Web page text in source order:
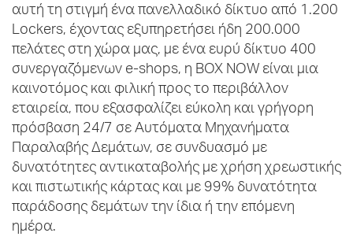
αυτή τη στιγμή ένα πανελλαδικό δίκτυο από 1.200
Lockers, έχοντας εξυπηρετήσει ήδη 200.000
πελάτες στη χώρα μας, με ένα ευρύ δίκτυο 400
συνεργαζόμενων e-shops, η BOX NOW είναι μια
καινοτόμος και φιλική προς το περιβάλλον
εταιρεία, που εξασφαλίζει εύκολη και γρήγορη
πρόσβαση 24/7 σε Αυτόματα Μηχανήματα
Παραλαβής Δεμάτων, σε συνδυασμό με
δυνατότητες αντικαταβολής με χρήση χρεωστικής
και πιστωτικής κάρτας και με 99% δυνατότητα
παράδοσης δεμάτων την ίδια ή την επόμενη
ημέρα.